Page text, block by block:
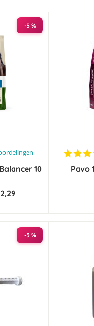
-5 %
10
Pavo
-5 %